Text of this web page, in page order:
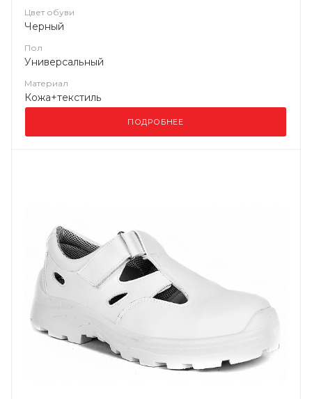
Цвет обуви
Черный
Пол
Универсальный
Материал
Кожа+текстиль
ПОДРОБНЕЕ